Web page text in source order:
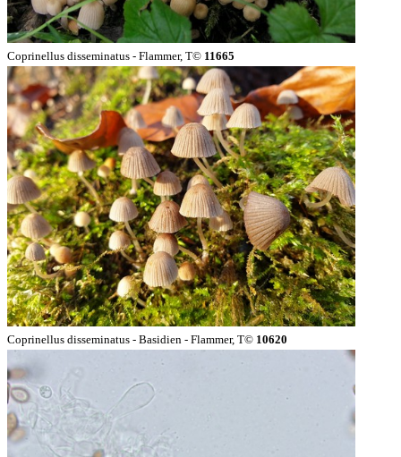
Coprinellus disseminatus - Flammer, T© 11665
Coprinellus disseminatus - Basidien - Flammer, T© 10620